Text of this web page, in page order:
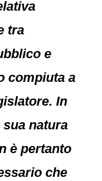
tra
e
compiuta a
In
natura
è pertanto
che